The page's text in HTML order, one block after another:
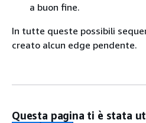
a buon fine.
In tutte queste possibili
creato alcun edge pendente.
Questa pagina ti è stata